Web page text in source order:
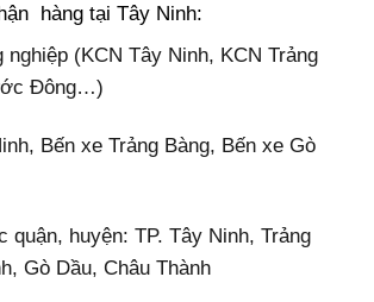
hàng tại Tây Ninh:
nghiệp (KCN Tây Ninh, KCN Trảng
Đông…)
Bến xe Trảng Bàng, Bến xe Gò
quận, huyện: TP. Tây Ninh, Trảng
Gò Dầu, Châu Thành